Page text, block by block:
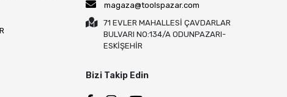
magaza@toolspazar.com
71 EVLER MAHALLESİ ÇAVDARLAR
BULVARI NO:134/A ODUNPAZARI-
ESKİŞEHİR
Bizi Takip Edin